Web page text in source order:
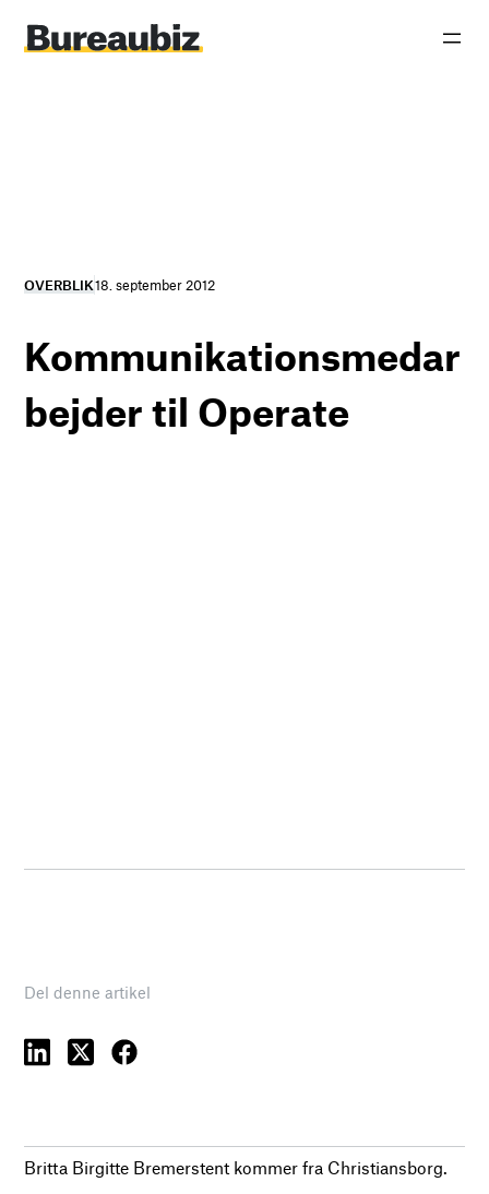
indhold
OVERBLIK18. september 2012
Kommunikationsmedar
bejder til Operate
Del denne artikel
Britta Birgitte Bremerstent kommer fra Christiansborg.